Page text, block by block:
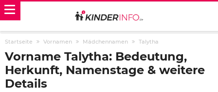
Startseite Vornamen Mädchennamen Talytha
Vorname Talytha: Bedeutung,
Herkunft, Namenstage & weitere
Details